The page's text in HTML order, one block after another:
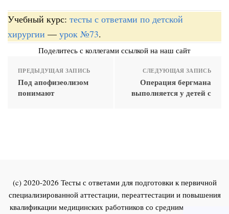
Учебный курс: тесты с ответами по детской
хирургии — урок №73.
Поделитесь с коллегами ссылкой на наш сайт
ПРЕДЫДУЩАЯ ЗАПИСЬ
Под апофизеолизом
понимают
СЛЕДУЮЩАЯ ЗАПИСЬ
Операция бергмана
выполняется у детей с
(c) 2020-2026 Тесты с ответами для подготовки к первичной
специализированной аттестации, переаттестации и повышения
квалификации медицинских работников со средним и высшим